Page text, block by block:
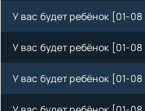
У вас будет ребёнок [01-
У вас будет ребёнок [01-
У вас будет ребёнок [01-